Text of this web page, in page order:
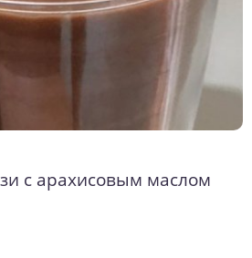
с арахисовым маслом